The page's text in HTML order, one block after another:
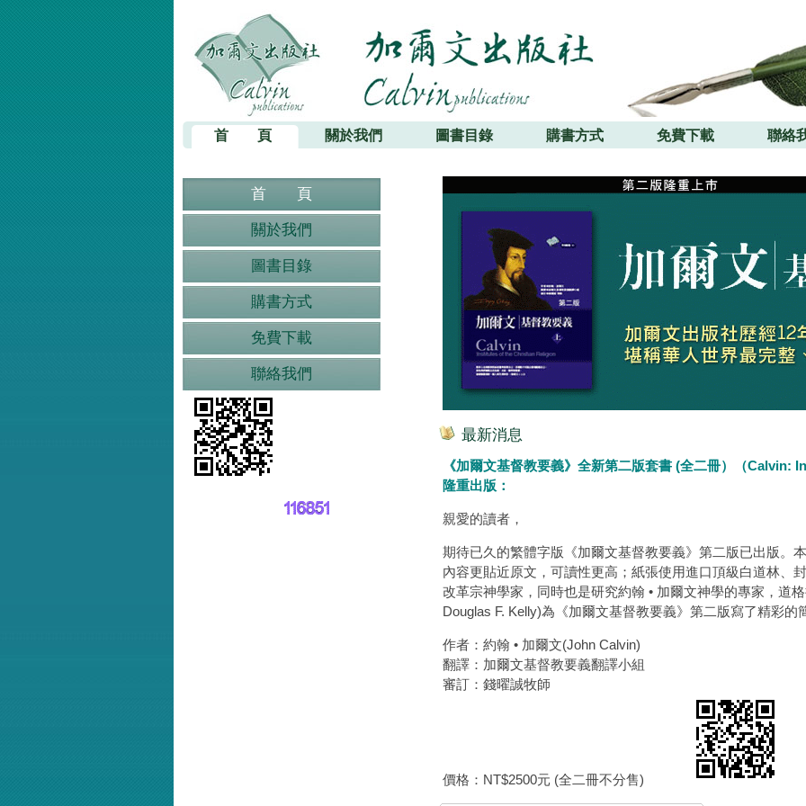
加爾文出版社
首 頁 關於我們 圖書目錄 購書方式 免費下載 聯絡
首 頁
關於我們
圖書目錄
購書方式
免費下載
聯絡我們
最新消息
《加爾文基督教要義》全新第二版套書 (全二冊）（
隆重出版：
親愛的讀者，
期待已久的繁體字版《加爾文基督教要義》第二版已出版。
內容更貼近原文，可讀性更高；紙張使用進口頂級白道林、
改革宗神學家，同時也是研究約翰 • 加爾文神學的專家，道
Douglas F. Kelly)為《加爾文基督教要義》第二版寫了精彩的
作者：約翰 • 加爾文(John Calvin)
翻譯：加爾文基督教要義翻譯小組
審訂：錢曜誠牧師
價格：NT$2500元 (全二冊不分售)